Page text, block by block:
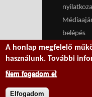
belépés
We
prevent
A honlap megfelelő
használunk. További
Nem fogadom el
Elfogadom